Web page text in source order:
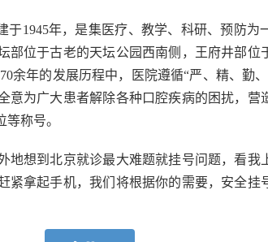
于1945年，是集医疗、教学、科研、预防为
部位于古老的天坛公园西南侧，王府井部位
余年的发展历程中，医院遵循“严、精、勤
为广大患者解除各种口腔疾病的困扰，营
称号。
地想到北京就诊最大难题就挂号问题，看我
紧拿起手机，我们将根据你的需要，安全挂